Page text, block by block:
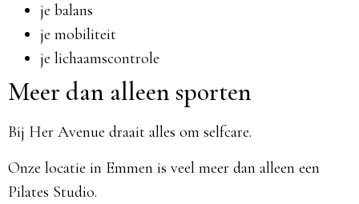
je balans
je mobiliteit
je lichaamscontrole
Meer dan alleen sporten
Bij Her Avenue draait alles om selfcare.
Onze locatie in Emmen is veel meer dan alleen een
Pilates Studio.